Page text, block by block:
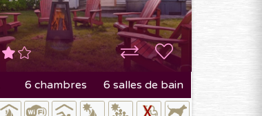
6 chambres 6 salles de bain